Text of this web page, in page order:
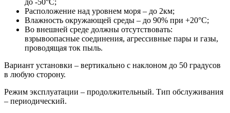
Расположение над уровнем моря – до 2км;
Влажность окружающей среды – до 90% при +20°С;
Во внешней среде должны отсутствовать:
взрывоопасные соединения, агрессивные пары и газы,
проводящая ток пыль.
Вариант установки – вертикально с наклоном до 50 градусов
в любую сторону.
Режим эксплуатации – продолжительный. Тип обслуживания
– периодический.